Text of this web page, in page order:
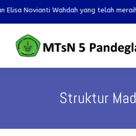
Wahdah yang telah meraih
Struktur